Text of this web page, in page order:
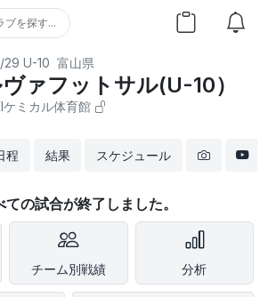
ブを探す...
29 U-10 富山県
ァフットサル(U-10）
ケミカル体育館
程 結果 スケジュール
ての試合が終了しました。
チーム別戦績 分析